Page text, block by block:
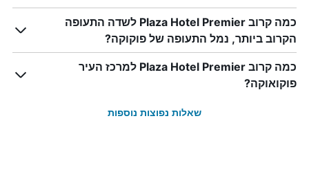
כמה קרוב Plaza Hotel Premier לשדה התעופה
הקרוב ביותר, נמל התעופה של פוקוקה?
כמה קרוב Plaza Hotel Premier למרכז העיר
פוקואוקה?
שאלות נפוצות נוספות